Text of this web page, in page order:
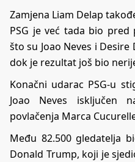
Zamjena Liam Delap
PSG je već tada bio
što su Joao Neves i
dok je rezultat još bio
Konačni udarac PSG-u
Joao Neves isključen
povlačenja Marca
Među 82.500 gledatelja
Donald Trump, koji je